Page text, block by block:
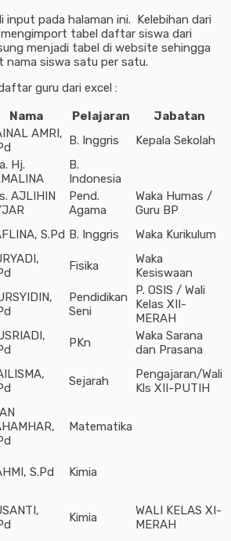
input pada halaman ini. Kelebihan dari
tabel daftar siswa dari
menjadi tabel di website sehingga
nama siswa satu per satu.
guru dari excel :
Nama Pelajaran
Jabatan
AMRI, B. Inggris Kepala Sekolah
Hj.
B.
Indonesia
AJLIHIN
Pend.
Agama
Waka Humas /
Guru BP
S.Pd B. Inggris Waka Kurikulum
Fisika
Waka
Kesiswaan
Pendidikan
Seni
P. OSIS / Wali
Kelas XII-
MERAH
PKn
Waka Sarana
dan Prasana
Sejarah
Pengajaran/Wali
Kls XII-PUTIH
Matematika
S.Pd Kimia
Kimia
WALI KELAS XI-
MERAH